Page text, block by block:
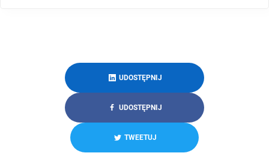
UDOSTĘPNIJ
UDOSTĘPNIJ
TWEETUJ